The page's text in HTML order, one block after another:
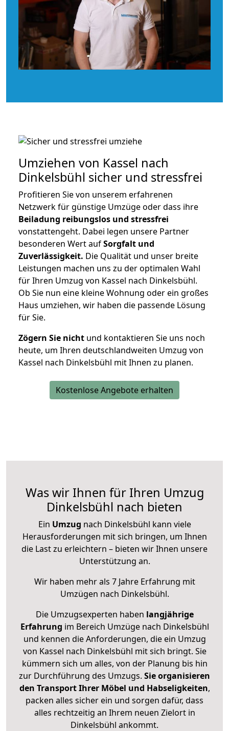
Umziehen von Kassel nach
Dinkelsbühl sicher und stressfrei
Profitieren Sie von unserem erfahrenen
Netzwerk für günstige Umzüge oder dass ihre
Beiladung reibungslos und stressfrei
vonstattengeht. Dabei legen unsere Partner
besonderen Wert aufSorgfalt und
Zuverlässigkeit. Die Qualität und unser breite
Leistungen machen uns zu der optimalen Wahl
für Ihren Umzug von Kassel nach Dinkelsbühl.
Ob Sie nun eine kleine Wohnung oder ein großes
Haus umziehen, wir haben die passende Lösung
für Sie.
Zögern Sie nicht und kontaktieren Sie uns noch
heute, um Ihren deutschlandweiten Umzug von
Kassel nach Dinkelsbühl mit Ihnen zu planen.
Kostenlose Angebote erhalten
Was wir Ihnen für Ihren Umzug
Dinkelsbühl nach bieten
Ein Umzug nach Dinkelsbühl kann viele
Herausforderungen mit sich bringen, um Ihnen
die Last zu erleichtern – bieten wir Ihnen unsere
Unterstützung an.
Wir haben mehr als 7 Jahre Erfahrung mit
Umzügen nach Dinkelsbühl.
Die Umzugsexperten haben langjährige
Erfahrung im Bereich Umzüge nach Dinkelsbühl
und kennen die Anforderungen, die ein Umzug
von Kassel nach Dinkelsbühl mit sich bringt. Sie
kümmern sich um alles, von der Planung bis hin
zur Durchführung des Umzugs. Sie organisieren
den Transport Ihrer Möbel und Habseligkeiten,
packen alles sicher ein und sorgen dafür, dass
alles rechtzeitig an Ihrem neuen Zielort in
Dinkelsbühl ankommt.